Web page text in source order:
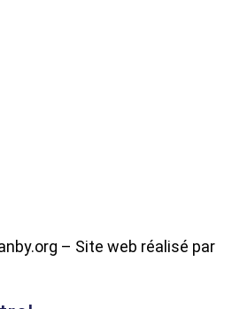
– Site web réalisé par